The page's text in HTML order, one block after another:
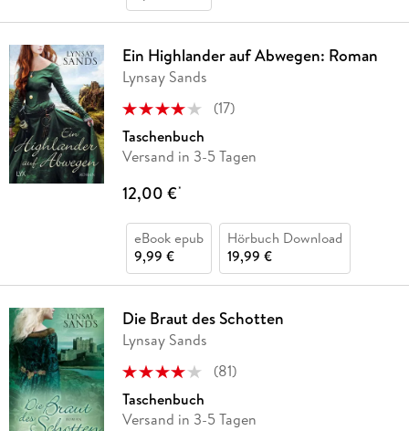
Ein Highlander auf Abwegen: Roman
Lynsay Sands
(17)
Taschenbuch
Versand in 3-5 Tagen
12,00 €*
eBook epub
9,99 €
Hörbuch Download
19,99 €
Die Braut des Schotten
Lynsay Sands
(81)
Taschenbuch
Versand in 3-5 Tagen